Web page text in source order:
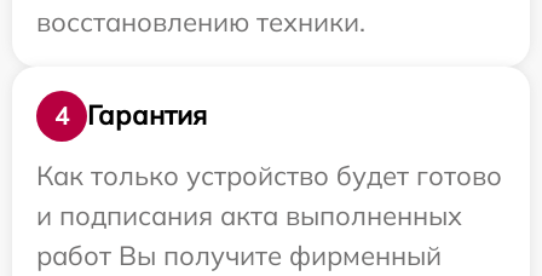
восстановлению техники.
4
Гарантия
Как только устройство будет готово
и подписания акта выполненных
работ Вы получите фирменный